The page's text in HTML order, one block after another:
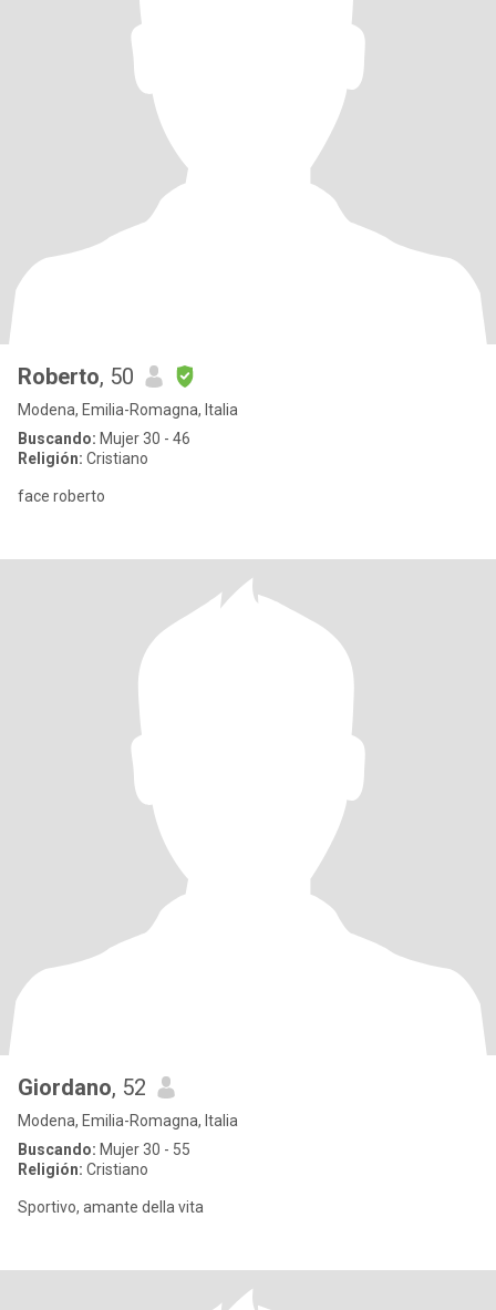
Roberto, 50
Modena, Emilia-Romagna, Italia
Buscando: Mujer 30 - 46
Religión: Cristiano
face roberto
Giordano, 52
Modena, Emilia-Romagna, Italia
Buscando: Mujer 30 - 55
Religión: Cristiano
Sportivo, amante della vita